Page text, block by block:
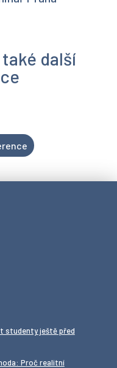
další
studenty ještě před
Proč realitní